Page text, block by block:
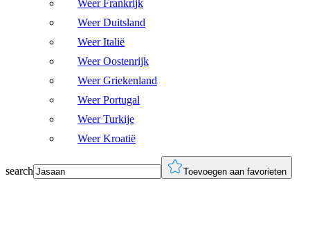
Weer Frankrijk
Weer Duitsland
Weer Italië
Weer Oostenrijk
Weer Griekenland
Weer Portugal
Weer Turkije
Weer Kroatië
search Toevoegen aan favorieten